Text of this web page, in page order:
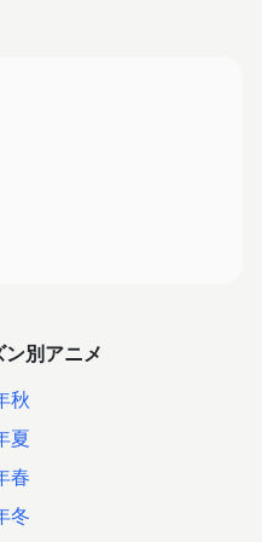
ン別アニメ
秋
夏
春
冬